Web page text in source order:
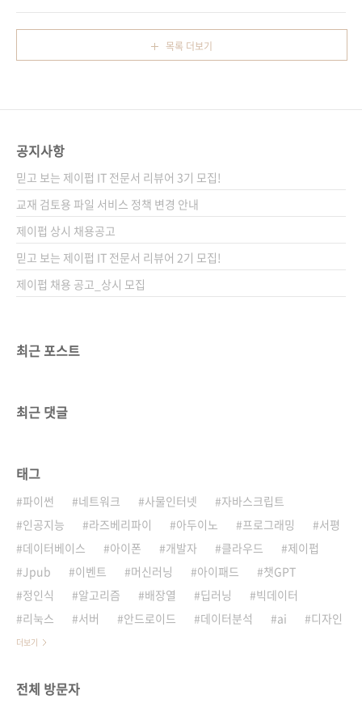
밍 / iOS 키워드 아이폰 / 아이패드 / 아이팟 터
치 / Xcode / 오브젝티브-C / 아이폰 SDK 관련
사이트 ■ 아마존 원서 소개 페이지 ■ Wrox 원
자 합니다. 국내서로 소개해드리면 더 뿌듯했겠
으나 아쉽지만 번역서입니다. 국내의 좋은 필자
신있게 소개해드립니다! Beginning iOS 4
Application Development by Wei Meng
Lee (Oct 12, 2010) 현재 아마존에서도 많은
독자들의 호평 속에서 iOS 4분..
목록 더보기
공지사항
믿고 보는 제이펍 IT 전문서 리뷰어 3기 모집!
교재 검토용 파일 서비스 정책 변경 안내
제이펍 상시 채용공고
믿고 보는 제이펍 IT 전문서 리뷰어 2기 모집!
제이펍 채용 공고_상시 모집
최근 포스트
최근 댓글
태그
파이썬 네트워크 사물인터넷
자바스크립트
인공지능
라즈베리파이 아두이노 프로그래밍
서평
데이터베이스
아이폰 개발자 클라우드
제이펍
Jpub
이벤트 머신러닝 아이패드
챗GPT
정인식
알고리즘 배장열 딥러닝
빅데이터
리눅스
서버 안드로이드 데이터분석 ai 디자인
더보기
전체 방문자